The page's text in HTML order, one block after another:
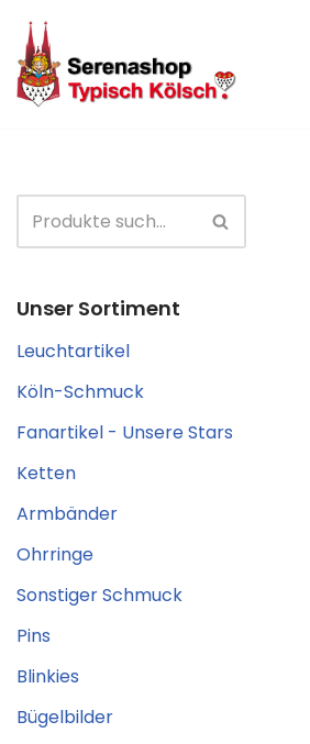
Zum
Inhalt
Unser Sortiment
Leuchtartikel
Köln-Schmuck
Fanartikel - Unsere Stars
Ketten
Armbänder
Ohrringe
Sonstiger Schmuck
Pins
Blinkies
Bügelbilder